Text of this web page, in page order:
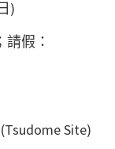
)
假：
Site)